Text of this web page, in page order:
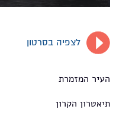
לצפיה בסרטון
העיר המזמרת
תיאטרון הקרון